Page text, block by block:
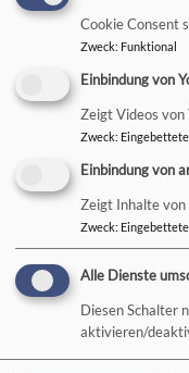
Bad
Chöre für
Bildrechte Evang.-Luth.
Sängerinnen und
ökumenischen
der gut besuchten
Cookie Consent
Zweck: Funktional
Einbindung von
Zeigt Videos von
Zweck:
Einbindung von
Zeigt Inhalte von
Zweck:
Alle Dienste
Diesen Schalter
aktivieren/